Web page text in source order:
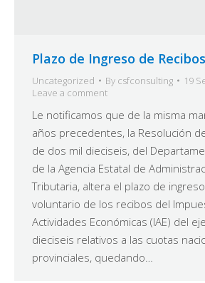
Plazo de Ingreso de
Uncategorized By csfconsulting
19
Leave a comment
Le notificamos que de la misma
años precedentes, la Resolución
de dos mil dieciseis, del
de la Agencia Estatal de
Tributaria, altera el plazo de
voluntario de los recibos del
Actividades Económicas (IAE) del
dieciseis relativos a las cuotas
provinciales, quedando…